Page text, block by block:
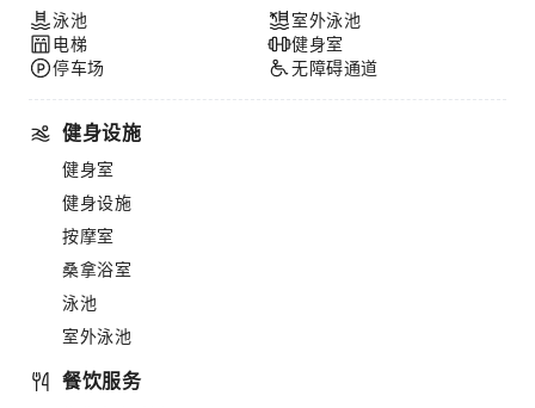
泳池
电梯
停车场
室外泳池
健身室
无障碍通道
健身设施
健身室
健身设施
按摩室
桑拿浴室
泳池
室外泳池
餐饮服务